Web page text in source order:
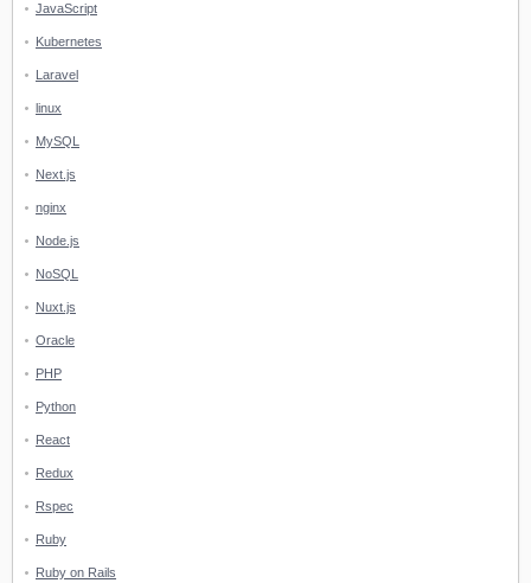
JavaScript
Kubernetes
Laravel
linux
MySQL
Next.js
nginx
Node.js
NoSQL
Nuxt.js
Oracle
PHP
Python
React
Redux
Rspec
Ruby
Ruby on Rails